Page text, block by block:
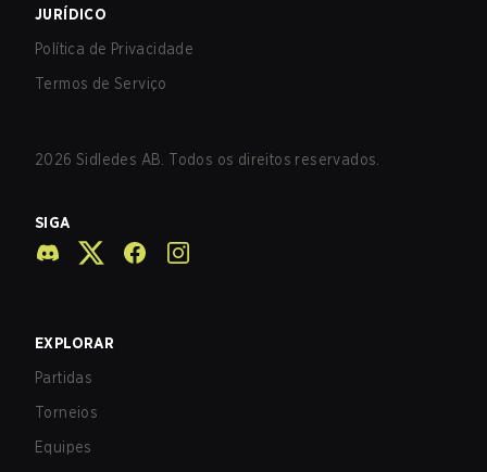
JURÍDICO
Política de Privacidade
Termos de Serviço
2026 Sidledes AB. Todos os direitos reservados.
SIGA
EXPLORAR
Partidas
Torneios
Equipes